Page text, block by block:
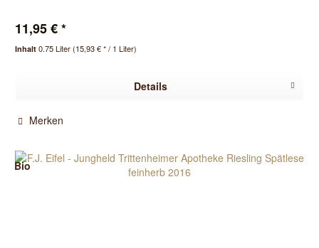
11,95 € *
Inhalt0.75 Liter(15,93 € * / 1 Liter)
Details
Merken
Bio